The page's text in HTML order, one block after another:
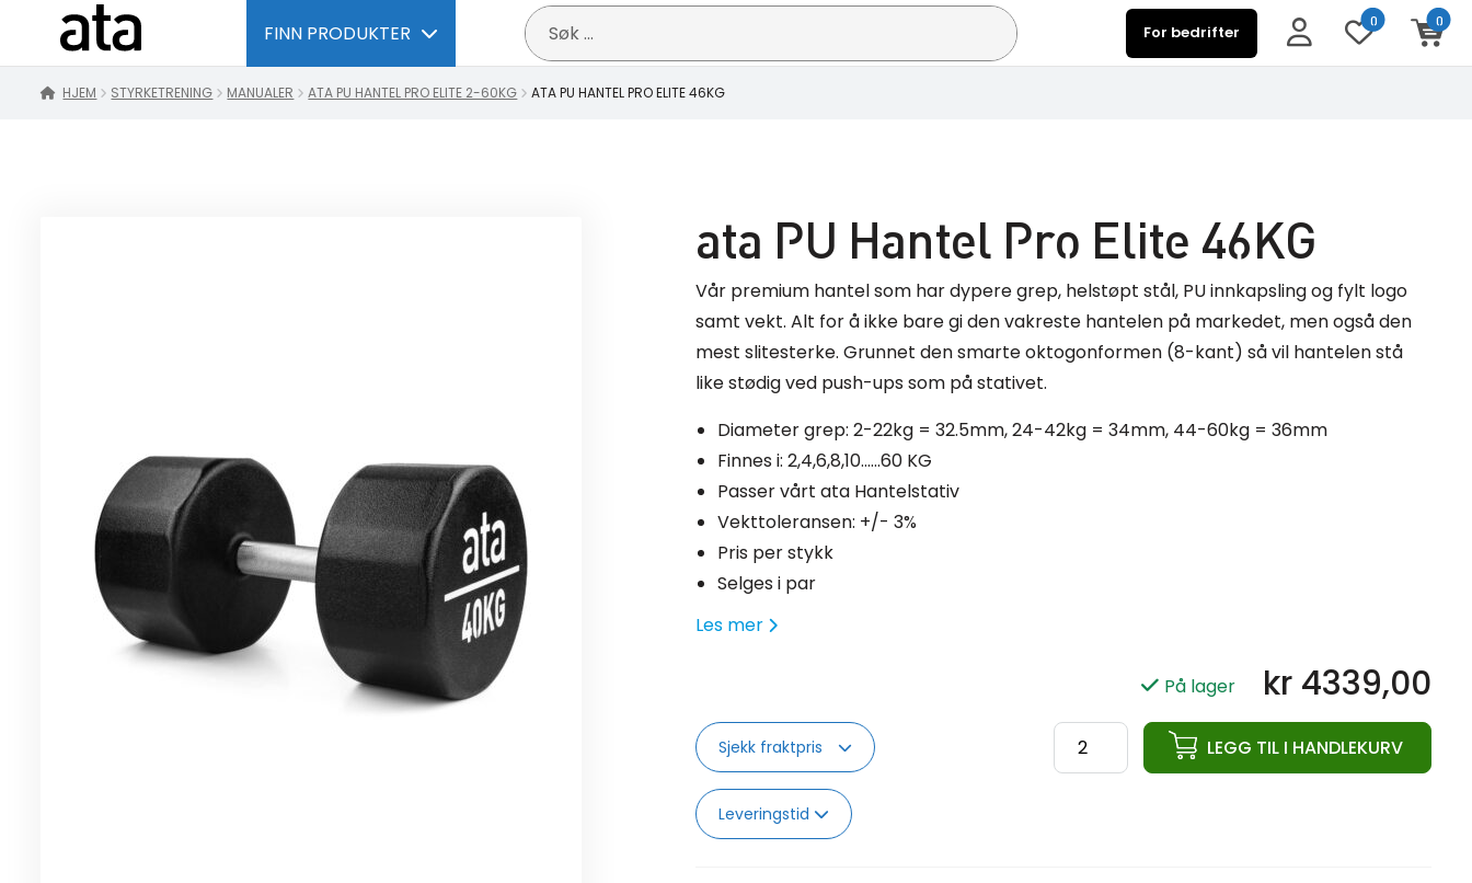
FINN PRODUKTER
Søk
etter:
For bedrifter
0 0
HJEM STYRKETRENING MANUALER ATA PU HANTEL PRO ELITE 2-60KG ATA PU HANTEL PRO ELITE 46KG
ata PU Hantel Pro Elite 46KG
Vår premium hantel som har dypere grep, helstøpt stål, PU innkapsling og fylt logo
samt vekt. Alt for å ikke bare gi den vakreste hantelen på markedet, men også den
mest slitesterke. Grunnet den smarte oktogonformen (8-kant) så vil hantelen stå
like stødig ved push-ups som på stativet.
Diameter grep: 2-22kg = 32.5mm, 24-42kg = 34mm, 44-60kg = 36mm
Finnes i: 2,4,6,8,10……60 KG
Passer vårt ata Hantelstativ
Vekttoleransen: +/- 3%
Pris per stykk
Selges i par
Les mer
På lager kr 4339,00
Sjekk fraktpris
Leveringstid
ata
PU
LEGG TIL I HANDLEKURV